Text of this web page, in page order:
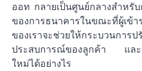
ออท กลายเป็นศูนย์กลางสำหรั
ของการธนาคารในขณะที่ผู้เข้
ของเราจะช่วยให้กระบวนการ
ประสบการณ์ของลูกค้า และ
ใหม่ได้อย่างไร